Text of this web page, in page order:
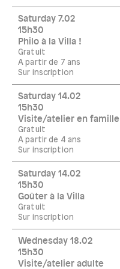
Saturday 7.02
15h30
Philo à la Villa !
Gratuit
A partir de 7 ans
Sur inscription
Saturday 14.02
15h30
Visite/atelier en famille
Gratuit
A partir de 4 ans
Sur inscription
Saturday 14.02
15h30
Goûter à la Villa
Gratuit
Sur inscription
Wednesday 18.02
15h30
Visite/atelier adulte